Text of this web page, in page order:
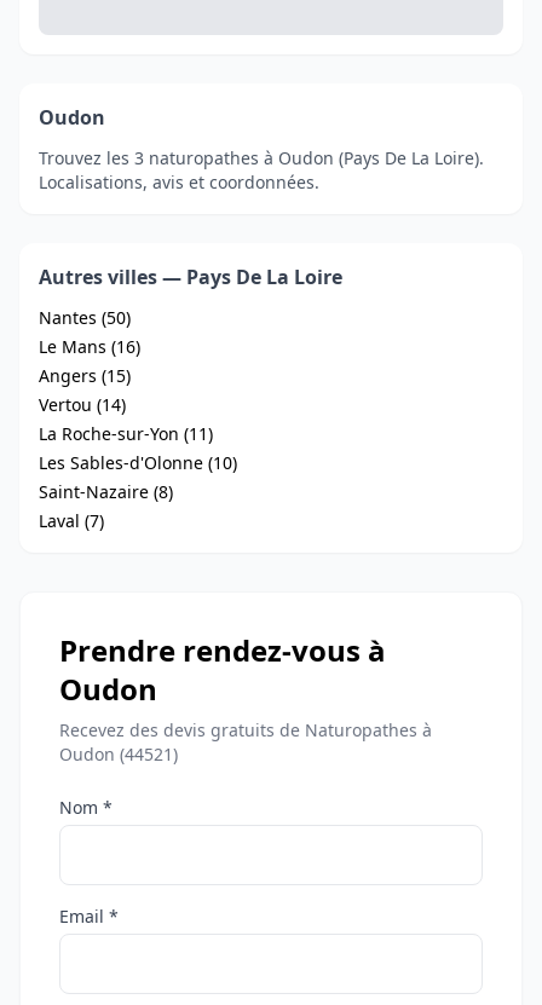
Oudon
Trouvez les 3 naturopathes à Oudon (Pays De La Loire).
Localisations, avis et coordonnées.
Autres villes — Pays De La Loire
Nantes (50)
Le Mans (16)
Angers (15)
Vertou (14)
La Roche-sur-Yon (11)
Les Sables-d'Olonne (10)
Saint-Nazaire (8)
Laval (7)
Prendre rendez-vous à
Oudon
Recevez des devis gratuits de Naturopathes à
Oudon (44521)
Nom *
Email *